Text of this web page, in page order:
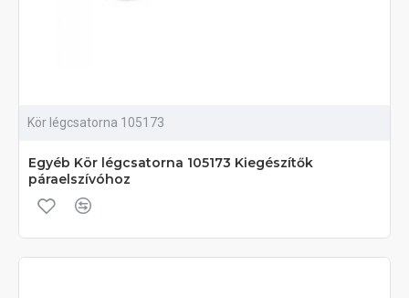
Kör légcsatorna 105173
Egyéb Kör légcsatorna 105173 Kiegészítők
páraelszívóhoz